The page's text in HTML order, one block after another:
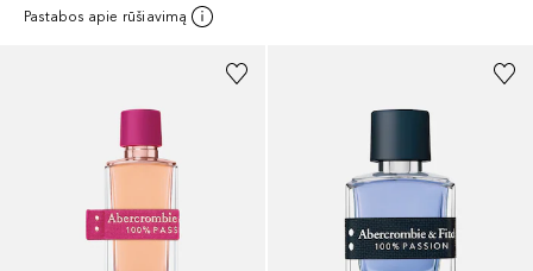
Pastabos apie rūšiavimą